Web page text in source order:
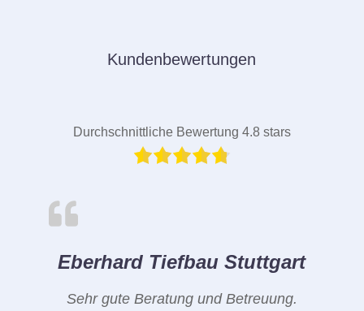
Kundenbewertungen
Durchschnittliche Bewertung 4.8 stars
Eberhard Tiefbau Stuttgart
Sehr gute Beratung und Betreuung.